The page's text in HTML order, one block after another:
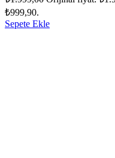
₺999,90.
Sepete Ekle